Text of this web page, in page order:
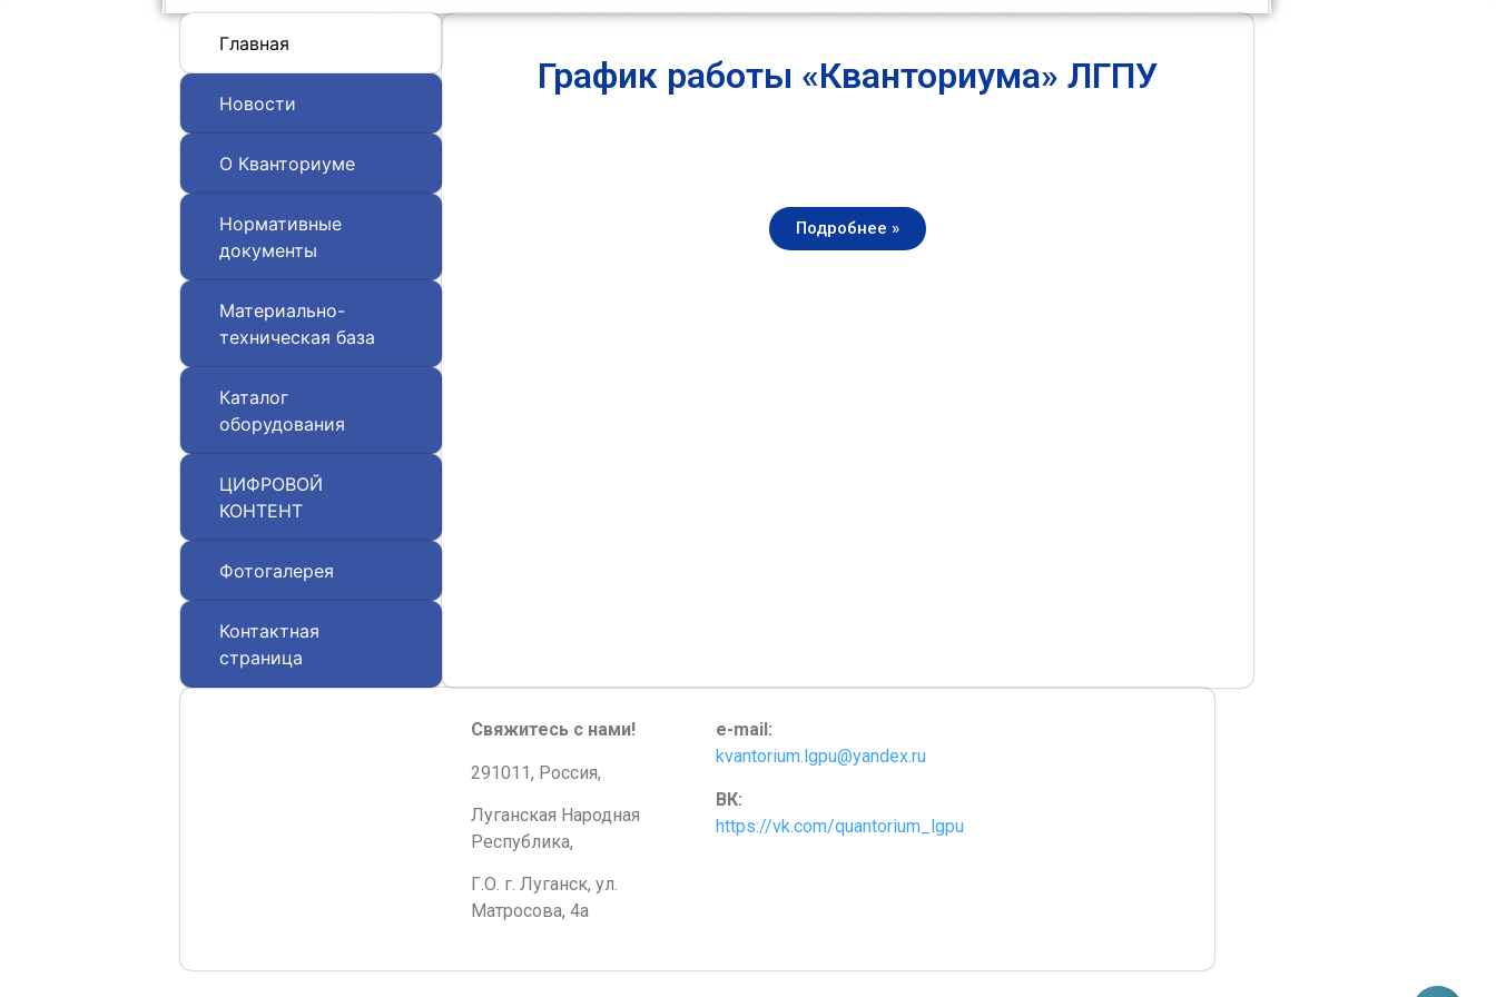
Главная
Новости
О Кванториуме
Нормативные
документы
Материально-
техническая база
Каталог
оборудования
ЦИФРОВОЙ
КОНТЕНТ
Фотогалерея
Контактная
страница
График работы «Кванториума» ЛГПУ
Подробнее »
Свяжитесь с нами!
291011, Россия,
Луганская Народная
Республика,
Г.О. г. Луганск, ул.
Матросова, 4а
e-mail:
kvantorium.lgpu@yandex.ru
ВК:
https://vk.com/quantorium_lgpu